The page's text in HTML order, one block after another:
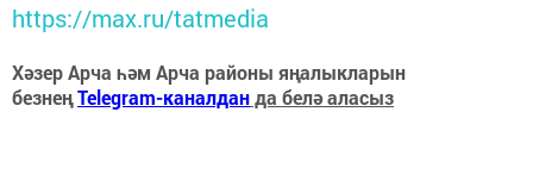
https://max.ru/tatmedia
Хәзер Арча һәм Арча районы яңалыкларын
безнеңTelegram-каналданда белә аласыз